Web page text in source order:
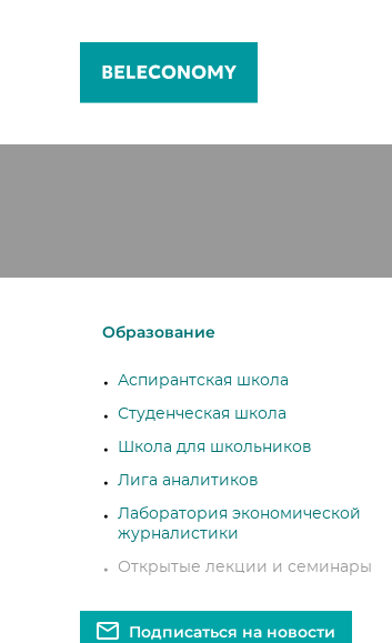
Образование
Аспирантская школа
Студенческая школа
Школа для школьников
Лига аналитиков
Лаборатория экономической
журналистики
Открытые лекции и семинары
Подписаться на новости